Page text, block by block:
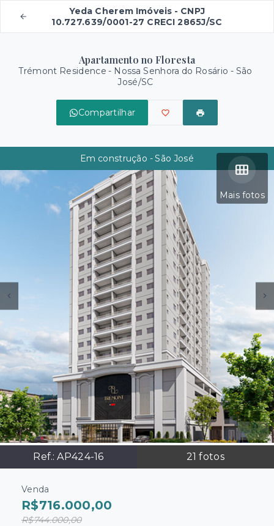
Yeda Cherem Imóveis - CNPJ
10.727.639/0001-27 CRECI 2865J/SC
Apartamento no Floresta
Trémont Residence - Nossa Senhora do Rosário - São
José/SC
Compartilhar
Mais fotos
Ref.:AP424-16 21 fotos
Em construção - São José
Venda
R$716.000,00
R$744.000,00